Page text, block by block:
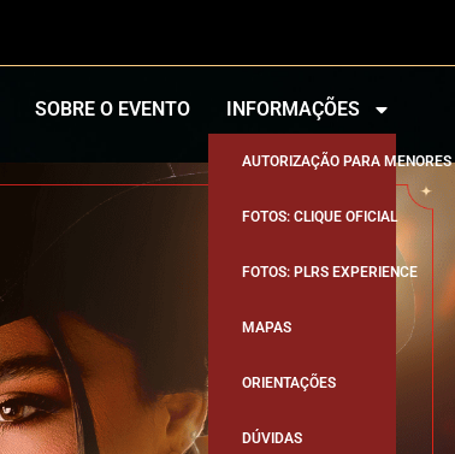
SOBRE O EVENTO INFORMAÇÕES
AUTORIZAÇÃO PARA MENORES
FOTOS: CLIQUE OFICIAL
FOTOS: PLRS EXPERIENCE
MAPAS
ORIENTAÇÕES
DÚVIDAS